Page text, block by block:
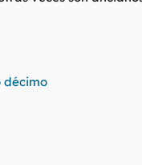
décimo